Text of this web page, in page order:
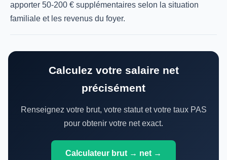
apporter 50-200 € supplémentaires selon la situation
familiale et les revenus du foyer.
Calculez votre salaire net
précisément
Renseignez votre brut, votre statut et votre taux PAS
pour obtenir votre net exact.
Calculateur brut → net →